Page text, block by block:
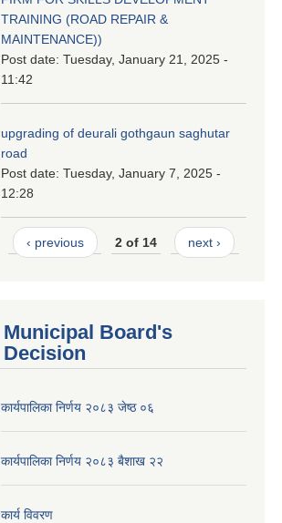
TRAINING (ROAD REPAIR &
MAINTENANCE))
Post date: Tuesday, January 21, 2025 -
11:42
upgrading of deurali gothgaun saghutar
road
Post date: Tuesday, January 7, 2025 -
12:28
‹ previous 2 of 14 next ›
Municipal Board's
Decision
कार्यपालिका निर्णय २०८३ जेष्ठ ०६
कार्यपालिका निर्णय २०८३ बैशाख २२
कार्य विवरण